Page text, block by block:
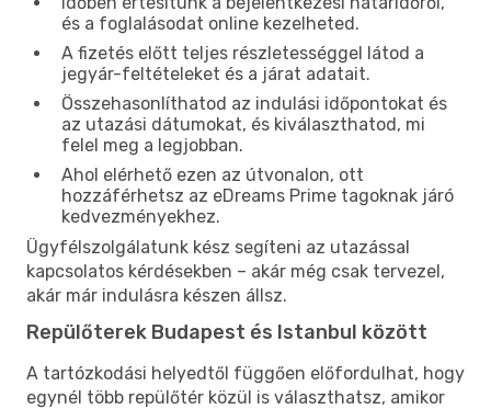
és a foglalásodat online kezelheted.
A fizetés előtt teljes részletességgel látod a
jegyár-feltételeket és a járat adatait.
Összehasonlíthatod az indulási időpontokat és
az utazási dátumokat, és kiválaszthatod, mi
felel meg a legjobban.
Ahol elérhető ezen az útvonalon, ott
hozzáférhetsz az eDreams Prime tagoknak járó
kedvezményekhez.
Ügyfélszolgálatunk kész segíteni az utazással
kapcsolatos kérdésekben – akár még csak tervezel,
akár már indulásra készen állsz.
Repülőterek Budapest és Istanbul között
A tartózkodási helyedtől függően előfordulhat, hogy
egynél több repülőtér közül is választhatsz, amikor